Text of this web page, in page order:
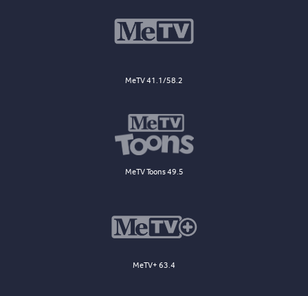
MeTV 41.1/58.2
MeTV Toons 49.5
MeTV+ 63.4